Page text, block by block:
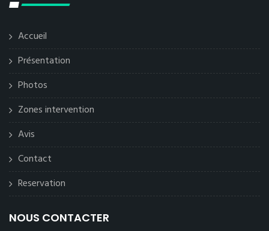
Accueil
Présentation
Photos
Zones intervention
Avis
Contact
Reservation
NOUS CONTACTER